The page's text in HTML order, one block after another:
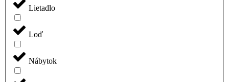
Lietadlo
Loď
Nábytok